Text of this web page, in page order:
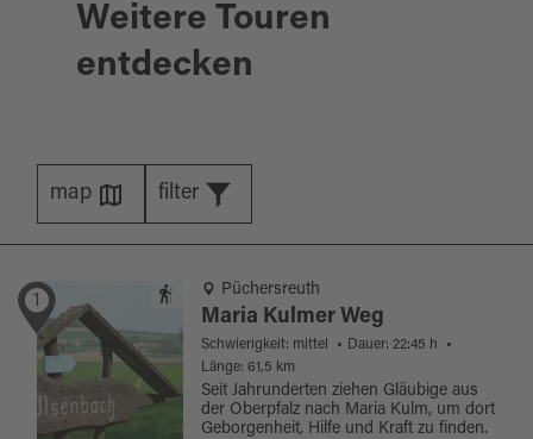
Weitere Touren
entdecken
map filter
1 Püchersreuth
Maria Kulmer Weg
Seit Jahrunderten ziehen Gläubige aus
der Oberpfalz nach Maria Kulm, um dort
Geborgenheit, Hilfe und Kraft zu finden.
Schwierigkeit: mittel
Dauer: 22:45 h
Länge: 61,5 km